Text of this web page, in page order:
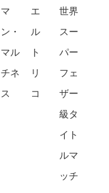
マ
ン・
マル
チネ
ス
エ
ル
ト
リ
コ
世界
スー
パー
フェ
ザー
級タ
イト
ルマ
ッチ